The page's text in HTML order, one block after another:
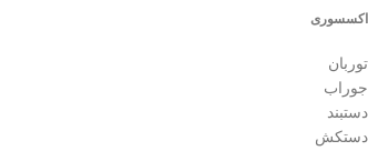
اکسسوری
توربان
جوراب
دستبند
دستکش